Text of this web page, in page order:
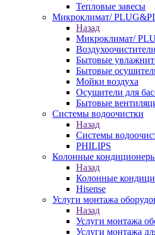
Тепловые завесы
Микроклимат/
Назад
Микроклимат/
Воздухоочистители
Бытовые
Бытовые
Мойки воздуха
Осушители для
Бытовые
Системы водоочистки
Назад
Системы
PHILIPS
Колонные
Назад
Колонные
Hisense
Услуги монтажа
Назад
Услуги монтажа
Услуги монтажа